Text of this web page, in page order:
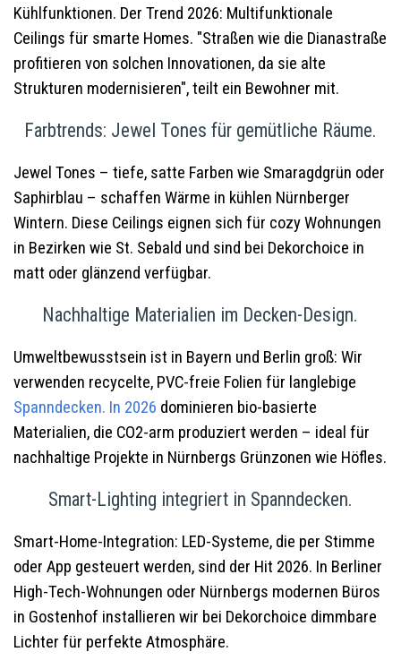
Kühlfunktionen. Der Trend 2026: Multifunktionale
Ceilings für smarte Homes. "Straßen wie die Dianastraße
profitieren von solchen Innovationen, da sie alte
Strukturen modernisieren", teilt ein Bewohner mit.
Farbtrends: Jewel Tones für gemütliche Räume.
Jewel Tones – tiefe, satte Farben wie Smaragdgrün oder
Saphirblau – schaffen Wärme in kühlen Nürnberger
Wintern. Diese Ceilings eignen sich für cozy Wohnungen
in Bezirken wie St. Sebald und sind bei Dekorchoice in
matt oder glänzend verfügbar.
Nachhaltige Materialien im Decken-Design.
Umweltbewusstsein ist in Bayern und Berlin groß: Wir
verwenden recycelte, PVC-freie Folien für langlebige
Spanndecken. In 2026 dominieren bio-basierte
Materialien, die CO2-arm produziert werden – ideal für
nachhaltige Projekte in Nürnbergs Grünzonen wie Höfles.
Smart-Lighting integriert in Spanndecken.
Smart-Home-Integration: LED-Systeme, die per Stimme
oder App gesteuert werden, sind der Hit 2026. In Berliner
High-Tech-Wohnungen oder Nürnbergs modernen Büros
in Gostenhof installieren wir bei Dekorchoice dimmbare
Lichter für perfekte Atmosphäre.